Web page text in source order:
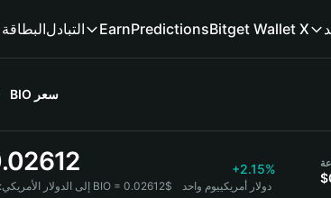
البطاقةالتبادل EarnPredictionsBitget Wallet X
BIO سعر
+2.15%
BIO إلى الدولار الأمريكي: 1 BIO = 0.02612$ دولار أمريكييوم واحد